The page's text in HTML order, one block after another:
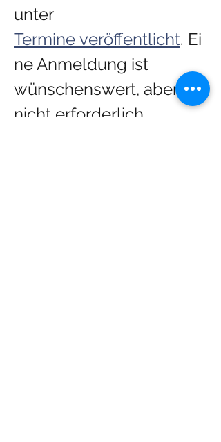
unter
Termine veröffentlicht. Ei
ne Anmeldung ist
wünschenswert, aber
nicht erforderlich.